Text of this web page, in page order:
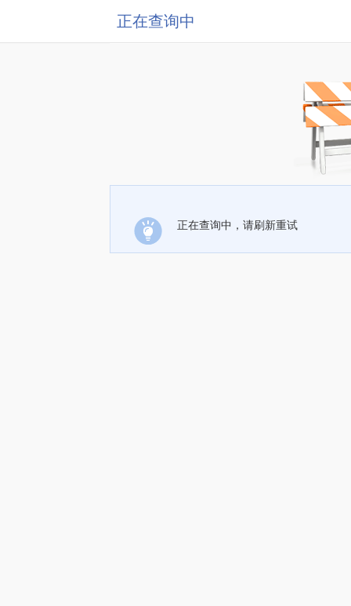
正在查询中
正在查询中，请刷新重试